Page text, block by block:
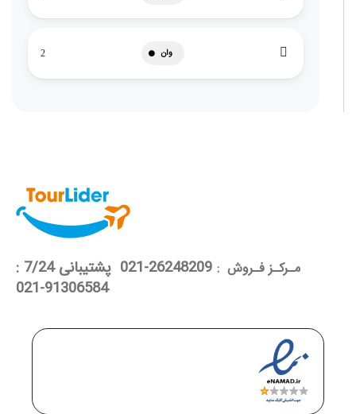
وان 2
مـرکـز فـروش :
26248209-021 پشتیبانی 7/24 :
91306584-021